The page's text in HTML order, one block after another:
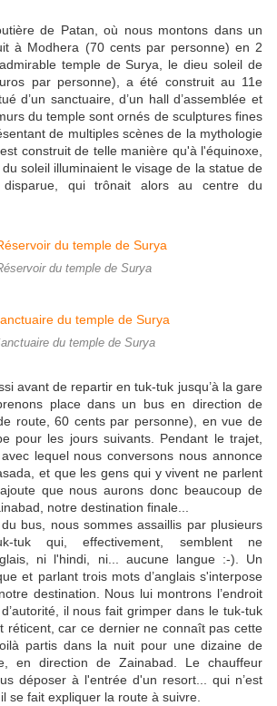
de Patan, où nous montons dans un
à Modhera (70 cents par personne) en 2
temple de Surya, le dieu soleil de
par personne), a été construit au 11e
d’un sanctuaire, d’un hall d’assemblée et
du temple sont ornés de sculptures fines
de multiples scènes de la mythologie
construit de telle manière qu'à l'équinoxe,
soleil illuminaient le visage de la statue de
disparue, qui trônait alors au centre du
du temple de Surya
du temple de Surya
avant de repartir en tuk-tuk jusqu’à la gare
place dans un bus en direction de
route, 60 cents par personne), en vue de
pour les jours suivants. Pendant le trajet,
lequel nous conversons nous annonce
et que les gens qui y vivent ne parlent
que nous aurons donc beaucoup de
notre destination finale...
bus, nous sommes assaillis par plusieurs
tuk qui, effectivement, semblent ne
ni l'hindi, ni... aucune langue :-). Un
et parlant trois mots d’anglais s'interpose
destination. Nous lui montrons l’endroit
il nous fait grimper dans le tuk-tuk
réticent, car ce dernier ne connaît pas cette
partis dans la nuit pour une dizaine de
en direction de Zainabad. Le chauffeur
déposer à l'entrée d'un resort... qui n’est
se fait expliquer la route à suivre.